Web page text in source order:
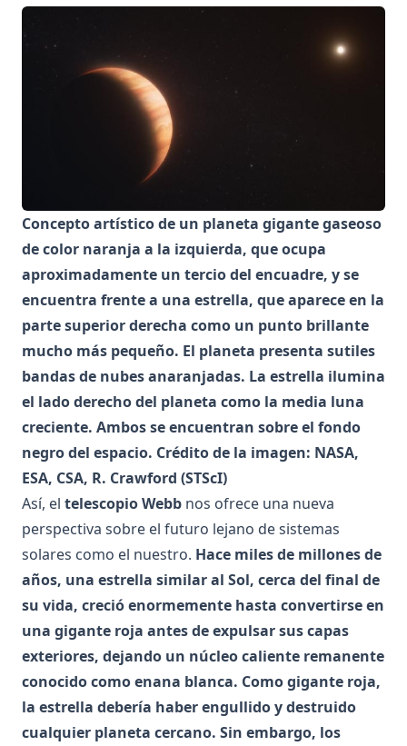
Concepto artístico de un planeta gigante gaseoso
de color naranja a la izquierda, que ocupa
aproximadamente un tercio del encuadre, y se
encuentra frente a una estrella, que aparece en la
parte superior derecha como un punto brillante
mucho más pequeño. El planeta presenta sutiles
bandas de nubes anaranjadas. La estrella ilumina
el lado derecho del planeta como la media luna
creciente. Ambos se encuentran sobre el fondo
negro del espacio. Crédito de la imagen: NASA,
ESA, CSA, R. Crawford (STScI)
Así, el telescopio Webb nos ofrece una nueva
perspectiva sobre el futuro lejano de sistemas
solares como el nuestro. Hace miles de millones de
años, una estrella similar al Sol, cerca del final de
su vida, creció enormemente hasta convertirse en
una gigante roja antes de expulsar sus capas
exteriores, dejando un núcleo caliente remanente
conocido como enana blanca. Como gigante roja,
la estrella debería haber engullido y destruido
cualquier planeta cercano. Sin embargo, los